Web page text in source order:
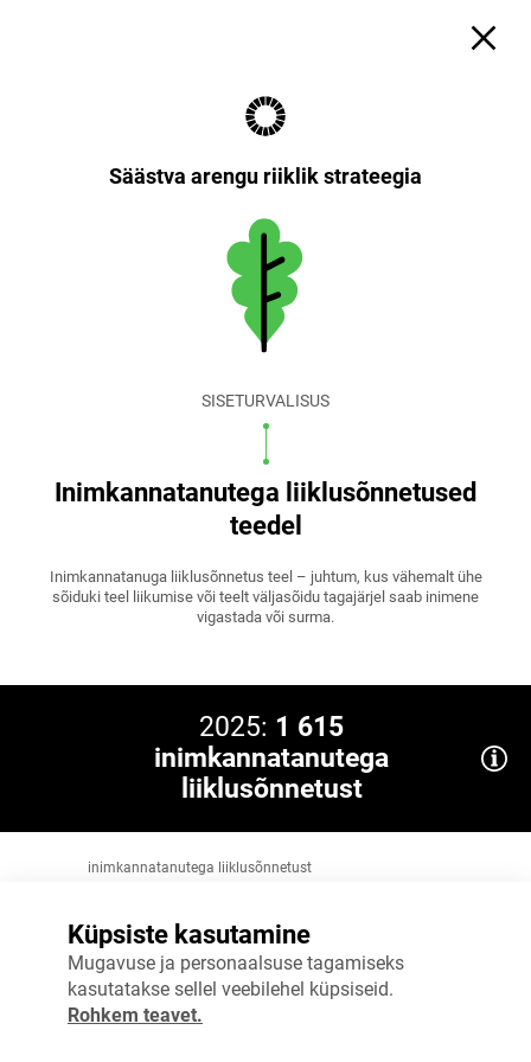
Säästva arengu riiklik strateegia
SISETURVALISUS
Inimkannatanutega liiklusõnnetused
teedel
Inimkannatanuga liiklusõnnetus teel – juhtum, kus vähemalt ühe
sõiduki teel liikumise või teelt väljasõidu tagajärjel saab inimene
vigastada või surma.
2025: 1 615
inimkannatanutega
liiklusõnnetust
inimkannatanutega liiklusõnnetust
1 000
1 500
Küpsiste kasutamine
Mugavuse ja personaalsuse tagamiseks
kasutatakse sellel veebilehel küpsiseid.
Rohkem teavet.